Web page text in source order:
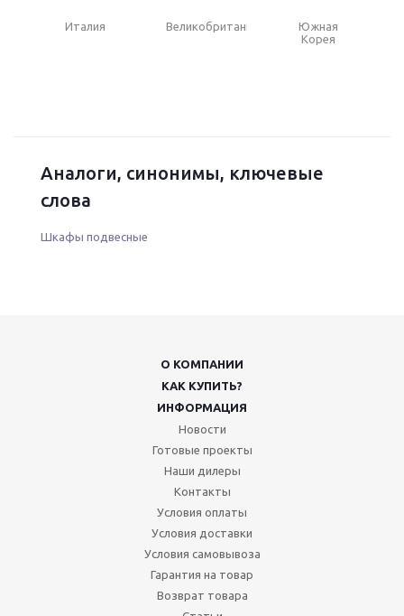
Италия Великобритания
Южная
Корея
Аналоги, синонимы, ключевые
слова
Шкафы подвесные
О КОМПАНИИ
КАК КУПИТЬ?
ИНФОРМАЦИЯ
Новости
Готовые проекты
Наши дилеры
Контакты
Условия оплаты
Условия доставки
Условия самовывоза
Гарантия на товар
Возврат товара